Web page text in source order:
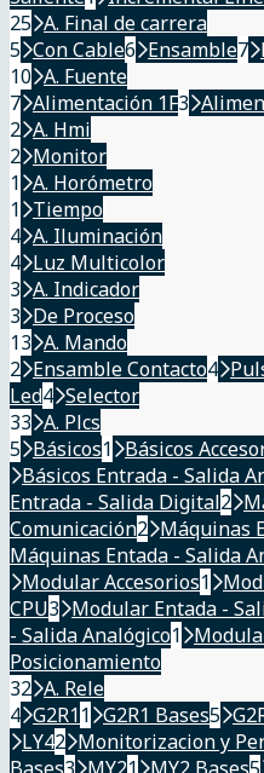
25 A. Final de carrera
5 Con Cable6 Ensamble7
10 A. Fuente
7 Alimentación 1F3
2 A. Hmi
2 Monitor
1 A. Horómetro
1 Tiempo
4 A. Iluminación
4 Luz Multicolor
3 A. Indicador
3 De Proceso
13 A. Mando
2 Ensamble Contacto4
Led4 Selector
33 A. Plcs
5 Básicos1 Básicos
Básicos Entrada - Salida
Entrada - Salida Digital2
Comunicación2 Máquinas
Máquinas Entada - Salida
Modular Accesorios1
CPU3 Modular Entada -
- Salida Analógico1
Posicionamiento
32 A. Rele
4 G2R11 G2R1 Bases5
LY42 Monitorizacion y